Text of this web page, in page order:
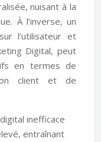
nuisant à la
À l’inverse, un
l’utilisateur et
Digital, peut
en termes de
client et de
inefficace
entraînant